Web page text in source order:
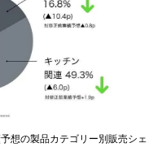
想の製品カテゴリー別販売シェ